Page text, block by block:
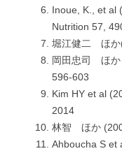
Inoue, K., et al
Nutrition 57,
堀江健二 ほか
岡田忠司 ほか
596-603
Kim HY et al
2014
林智 ほか
Ahboucha S et